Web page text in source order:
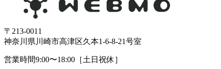
〒213-0011
神奈川県川崎市⾼津区久本1-6-8-21号室
営業時間9:00〜18:00［⼟⽇祝休］